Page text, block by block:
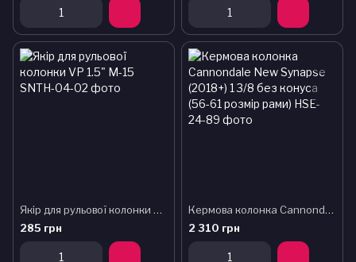
Якір для рульової колонки VP 1.5" M-15
285 грн
Кермова колонка Cannondale New Synapse (2018+) 1 3/8 без конуса (56-61 розмір рами)
2 310 грн